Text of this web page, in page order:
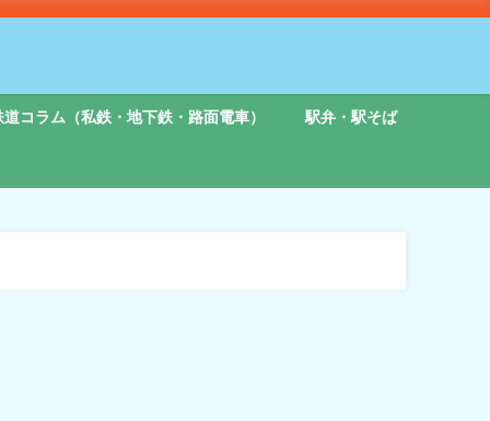
道コラム（私鉄・地下鉄・路面電車） 駅弁・駅そば